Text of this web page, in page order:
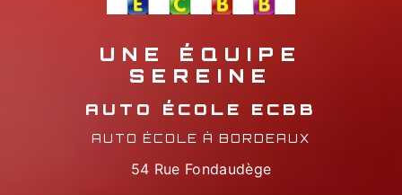
UNE ÉQUIPE
SEREINE
AUTO ÉCOLE
AUTO ÉCOLE À BORDEAUX
54 Rue Fondaudège